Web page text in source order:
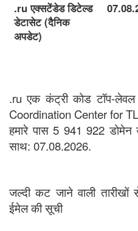
.ru एक्सटेंडेड डिटेल्ड
डेटासेट (दैनिक
अपडेट)
.ru एक कंट्री कोड टॉप-लेवल
Coordination Center for
हमारे पास 5 941 922
साथ: 07.08.2026.
जल्दी कट जाने वाली
ईमेल की सूची